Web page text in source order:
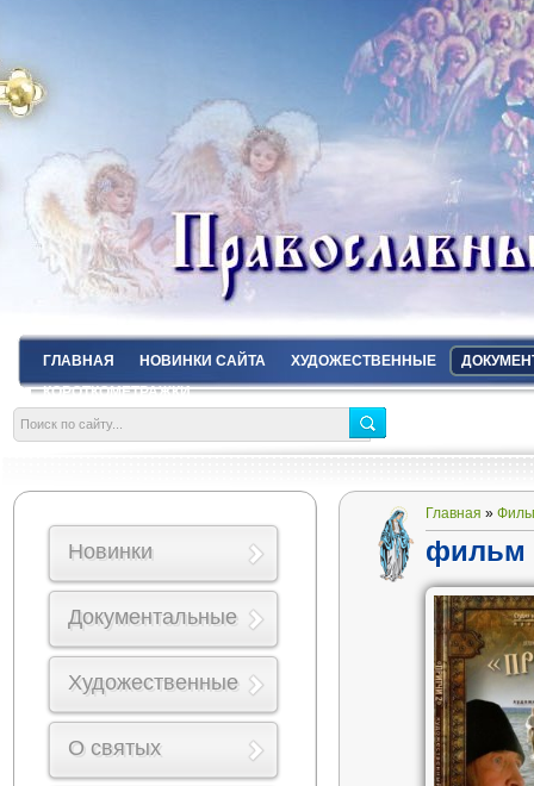
ГЛАВНАЯ НОВИНКИ САЙТА ХУДОЖЕСТВЕННЫЕ
КОРОТКОМЕТРАЖКИ
Главная »
фильм
Новинки
Документальные
Художественные
О святых